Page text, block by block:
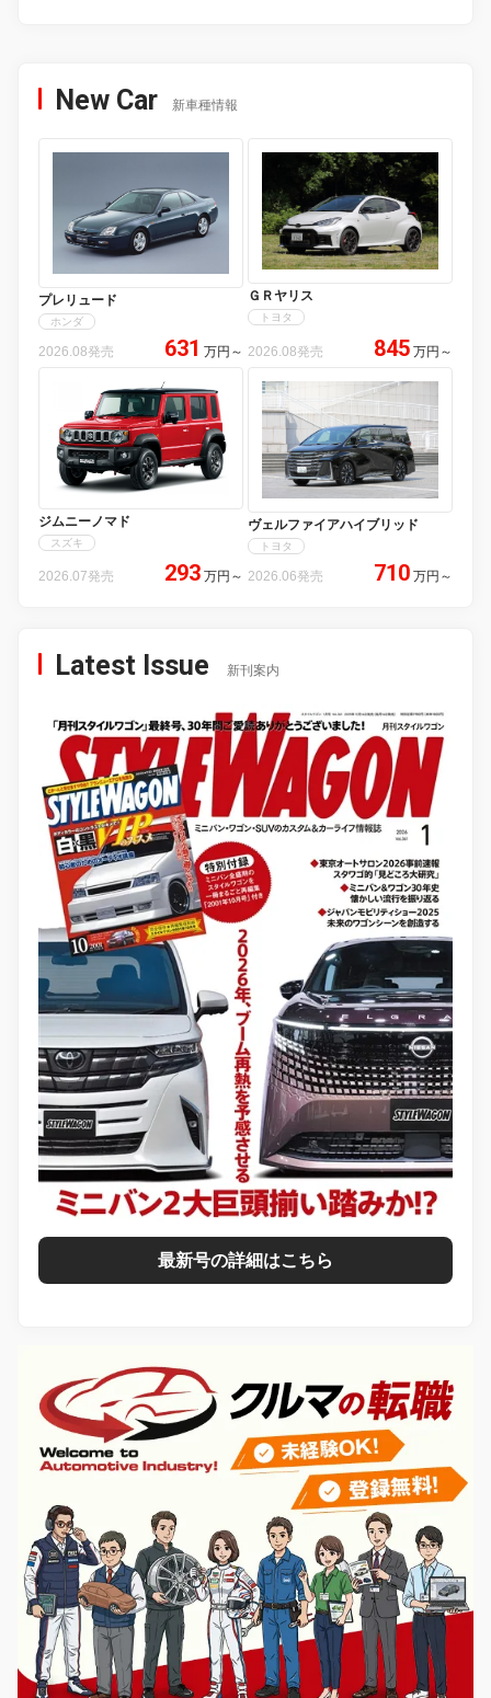
New Car 新車種情報
プレリュード
ホンダ
2026.08発売 631 万円 ～
ＧＲヤリス
トヨタ
2026.08発売 845 万円 ～
ジムニーノマド
スズキ
2026.07発売 293 万円 ～
ヴェルファイアハイブリッド
トヨタ
2026.06発売 710 万円 ～
Latest Issue 新刊案内
最新号の詳細はこちら